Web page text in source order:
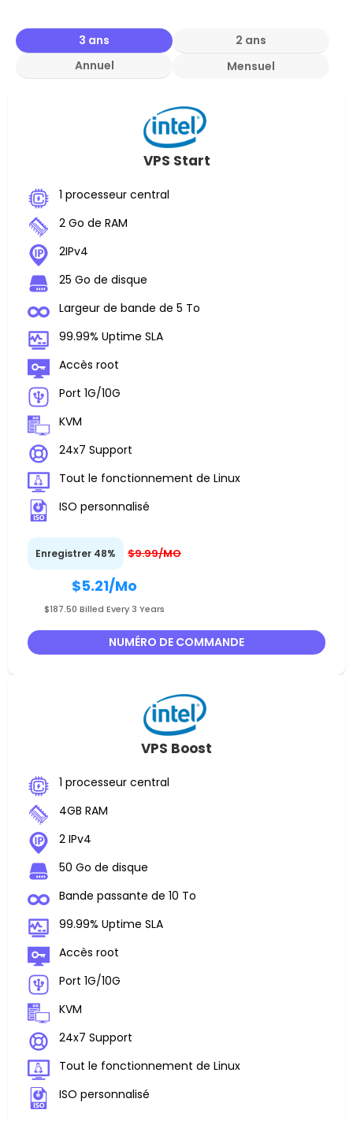
3 ans
2 ans
Annuel
Mensuel
VPS Start
1 processeur central
2 Go de RAM
2IPv4
25 Go de disque
Largeur de bande de 5 To
99.99% Uptime SLA
Accès root
Port 1G/10G
KVM
24x7 Support
Tout le fonctionnement de Linux
ISO personnalisé
Enregistrer 48% $9.99/MO
$5.21/Mo
$187.50 Billed Every 3 Years
NUMÉRO DE COMMANDE
VPS Boost
1 processeur central
4GB RAM
2 IPv4
50 Go de disque
Bande passante de 10 To
99.99% Uptime SLA
Accès root
Port 1G/10G
KVM
24x7 Support
Tout le fonctionnement de Linux
ISO personnalisé